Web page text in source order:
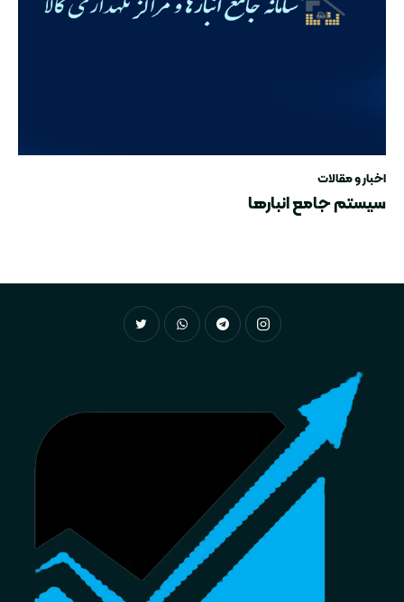
اخبار و مقالات
سیستم جامع انبارها